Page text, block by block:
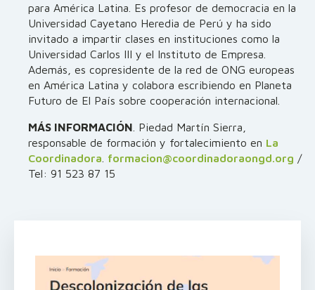
para América Latina. Es profesor de democracia en la
Universidad Cayetano Heredia de Perú y ha sido
invitado a impartir clases en instituciones como la
Universidad Carlos III y el Instituto de Empresa.
Además, es copresidente de la red de ONG europeas
en América Latina y colabora escribiendo en Planeta
Futuro de El País sobre cooperación internacional.
MÁS INFORMACIÓN . Piedad Martín Sierra,
responsable de formación y fortalecimiento en La
Coordinadora formacion@coordinadoraongd.org /
Tel: 91 523 87 15